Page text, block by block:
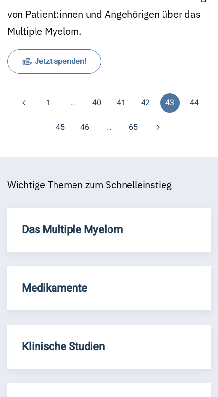
von Patient:innen und Angehörigen über das
Multiple Myelom.
Jetzt spenden!
1 … 40 41 42 43 44
45 46 … 65
Wichtige Themen zum Schnelleinstieg
Das Multiple Myelom
Medikamente
Klinische Studien